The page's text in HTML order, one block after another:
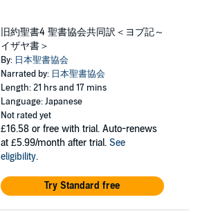
旧約聖書4 聖書協会共同訳＜ヨブ記～
イザヤ書＞
By: 日本聖書協会
Narrated by: 日本聖書協会
Length: 21 hrs and 17 mins
Language: Japanese
Not rated yet
£16.58 or free with trial. Auto-renews
at £5.99/month after trial. See
eligibility.
Try Standard free